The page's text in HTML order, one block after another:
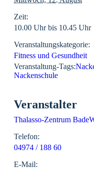
Zeit:
10.00 Uhr bis 10.45 Uhr
Veranstaltungskategorie:
Fitness und Gesundheit
Veranstaltung-Tags:
Nackenschule
Veranstalter
Thalasso-Zentrum
Telefon:
04974 / 188 60
E-Mail: